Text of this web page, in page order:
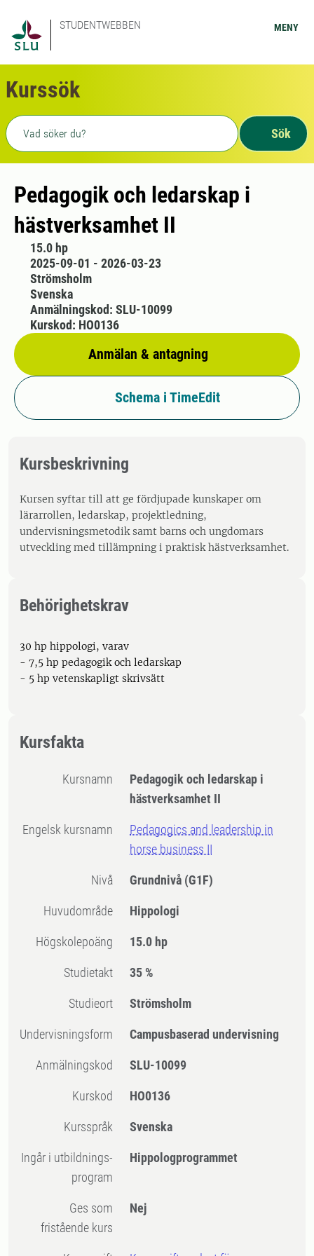
STUDENTWEBBEN MENY
Kurssök
Fritext sökning
Sök
Pedagogik och ledarskap i
hästverksamhet II
15.0 hp
2025-09-01 - 2026-03-23
Strömsholm
Svenska
Anmälan & antagning
Anmälningskod: SLU-10099
Kurskod: HO0136
Schema i TimeEdit
Kursbeskrivning
Kursen syftar till att ge fördjupade kunskaper om
lärarrollen, ledarskap, projektledning,
undervisningsmetodik samt barns och ungdomars
utveckling med tillämpning i praktisk hästverksamhet.
Behörighetskrav
30 hp hippologi, varav
- 7,5 hp pedagogik och ledarskap
- 5 hp vetenskapligt skrivsätt
Kursfakta
Kursnamn
Pedagogik och ledarskap i
hästverksamhet II
Engelsk kursnamn
Pedagogics and leadership in
horse business II
Nivå Grundnivå (G1F)
Huvudområde Hippologi
högskolepoäng 15.0 hp
Studietakt 35 %
Studieort Strömsholm
Undervisningsform Campusbaserad undervisning
Anmälningskod SLU-10099
Kurskod HO0136
Kursspråk Svenska
Ingår i utbildnings-
program
Hippologprogrammet
Ges som
fristående kurs
Nej